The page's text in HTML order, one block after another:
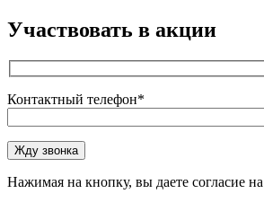
Участвовать в акции
Контактный телефон*
Оставьте это поле пустым.
Жду звонка
Нажимая на кнопку, вы даете согласие на